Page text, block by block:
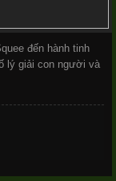
đến hành tinh
lý giải con người và